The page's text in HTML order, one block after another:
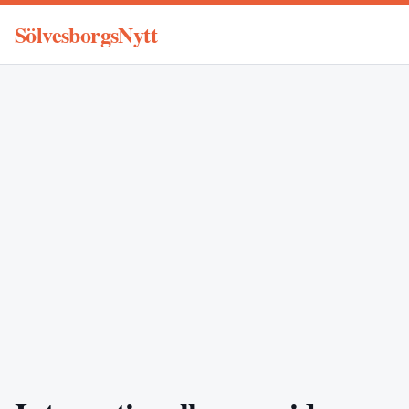
SölvesborgsNytt